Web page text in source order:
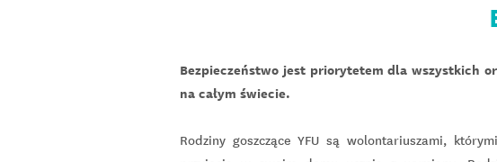
Bezpieczeństwo jest priorytetem dla wszystkich
na całym świecie.
Rodziny goszczące YFU są wolontariuszami,